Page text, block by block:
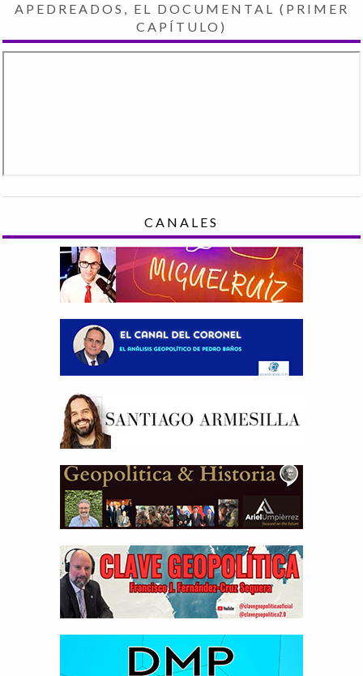
APEDREADOS, EL DOCUMENTAL (PRIMER
CAPÍTULO)
CANALES